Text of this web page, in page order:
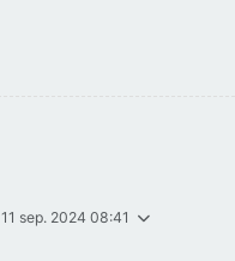
11 sep. 2024 08:41